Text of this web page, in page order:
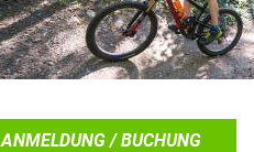
ANMELDUNG / BUCHUNG